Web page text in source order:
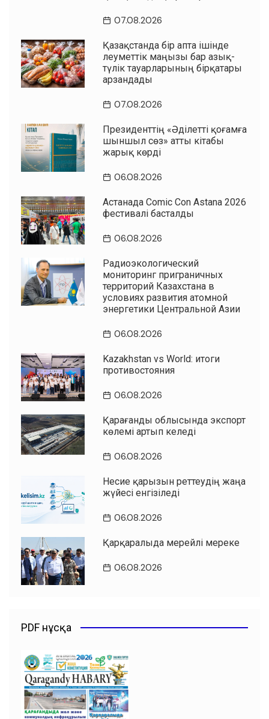
07.08.2026
Қазақстанда бір апта ішінде
әлеуметтік маңызы бар азық-
түлік тауарларының бірқатары
арзандады
07.08.2026
Президенттің «Әділетті қоғамға
шыншыл сөз» атты кітабы
жарық көрді
06.08.2026
Астанада Comic Con Astana 2026
фестивалі басталды
06.08.2026
Радиоэкологический
мониторинг приграничных
территорий Казахстана в
условиях развития атомной
энергетики Центральной Азии
06.08.2026
Kazakhstan vs World: итоги
противостояния
06.08.2026
Қарағанды облысында экспорт
көлемі артып келеді
06.08.2026
Несие қарызын реттеудің жаңа
жүйесі енгізіледі
06.08.2026
Қарқаралыда мерейлі мереке
06.08.2026
PDF нұсқа